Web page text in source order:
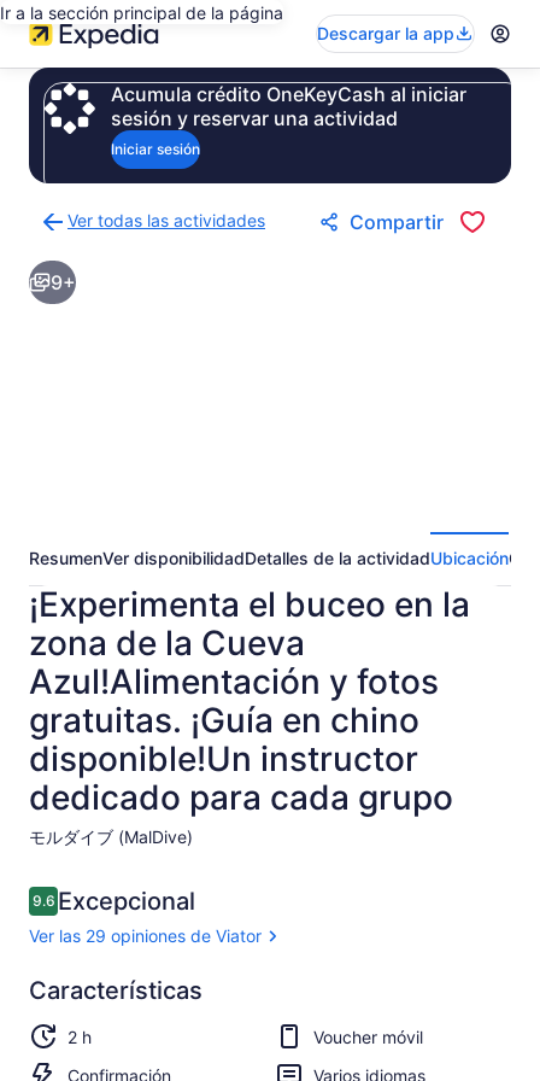
Ir a la sección principal de la página
Descargar la app
Acumula crédito OneKeyCash al iniciar
sesión y reservar una actividad
Iniciar sesión
Ver todas las actividades
a
la
página
Compartir
9+
ResumenVer disponibilidadDetalles de la actividadUbicación
¡Experimenta el buceo en la
zona de la Cueva
Azul!Alimentación y fotos
gratuitas. ¡Guía en chino
disponible!Un instructor
dedicado para cada grupo
モルダイブ (MalDive)​
Opiniones
9.69.6 de 10,
Excepcional
Ver las 29 opiniones de Viator
9.69.6 de 10
Excepcional
Ver las
29
opiniones
Características
2 h
Voucher móvil
Confirmación
Varios idiomas